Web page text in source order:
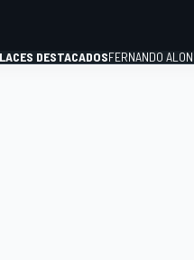
DESTACADOSFERNANDO